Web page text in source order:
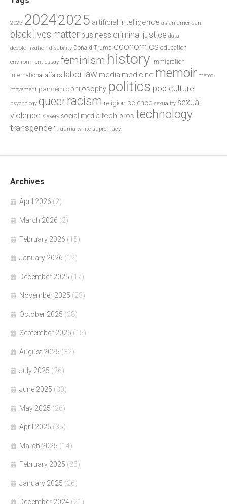
2023 20242025 artificial intelligence asian american
black lives matter business criminal justice data
decolonization disability Donald Trump economics education
environment essay feminism history immigration
international affairs labor law media medicine memoir metoo
movement pandemic philosophy politics pop culture
psychology queerracism religion science sexuality sexual
violence slavery social media tech bros technology
transgender trauma white supremacy
Archives
April 2026 (2)
March 2026 (2)
February 2026 (15)
January 2026 (12)
December 2025 (17)
November 2025 (23)
October 2025 (28)
September 2025 (15)
August 2025 (32)
July 2025 (26)
June 2025 (30)
May 2025 (26)
April 2025 (35)
March 2025 (14)
February 2025 (25)
January 2025 (26)
December 2024 (21)